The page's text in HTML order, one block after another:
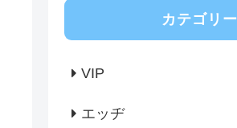
カテゴリー
VIP
エッヂ